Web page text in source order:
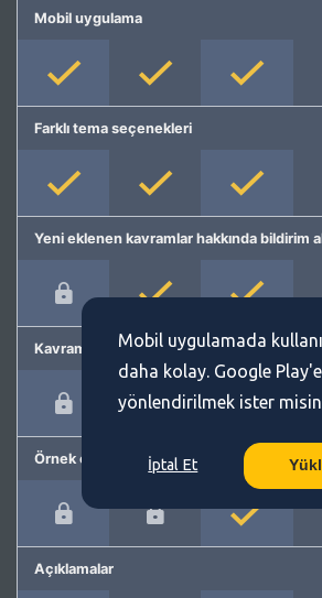
Mobil uygulama
Farklı tema seçenekleri
Yeni eklenen kavramlar hakkında bildirim
Kavram önerme
Örnek cümleler
Açıklamalar
Mobil uygulamada
daha kolay. Google Play'e
yönlendirilmek ister
İptal Et